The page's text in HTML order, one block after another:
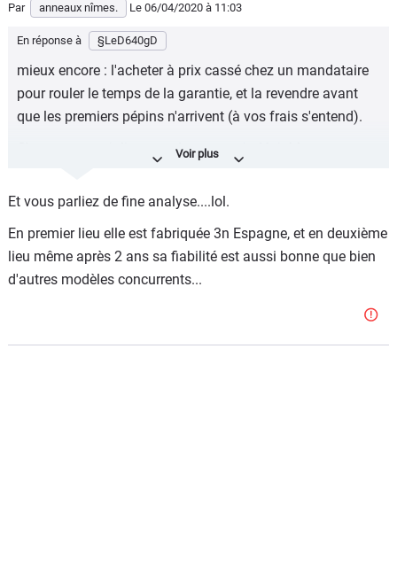
Par anneaux nîmes. Le 06/04/2020 à 11:03
En réponse à §LeD640gD
mieux encore : l'acheter à prix cassé chez un mandataire
pour rouler le temps de la garantie, et la revendre avant
que les premiers pépins n'arrivent (à vos frais s'entend).
C'est une auto jolie, avec des atouts indéniables, et
Et vous parliez de fine analyse....lol.
En premier lieu elle est fabriquée 3n Espagne, et en deuxième
lieu même après 2 ans sa fiabilité est aussi bonne que bien
d'autres modèles concurrents...